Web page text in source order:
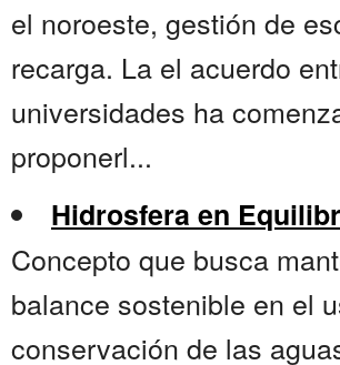
el noroeste, gestión de
recarga. La el acuerdo
universidades ha
proponerl...
Hidrosfera en
Concepto que busca
balance sostenible en el
conservación de las